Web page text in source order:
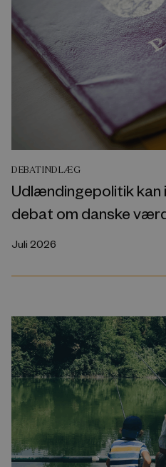
DEBATINDLÆG
Udlændingepolitik kan
debat om danske
Juli 2026